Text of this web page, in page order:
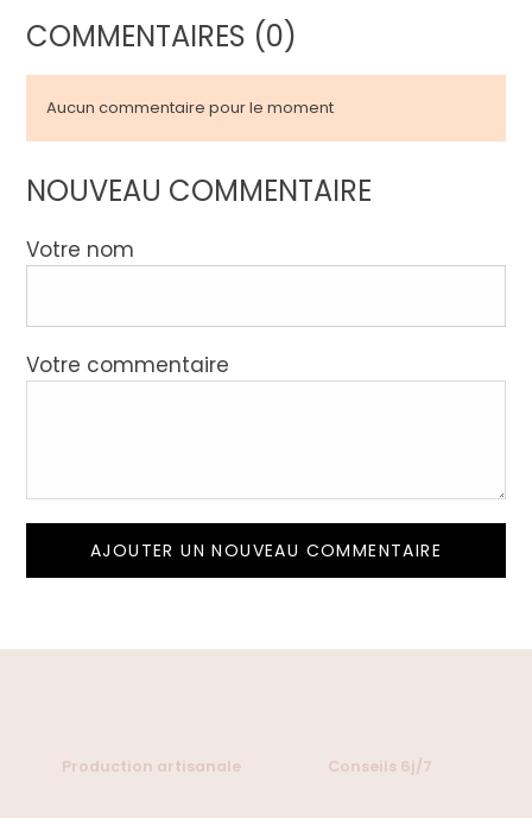
COMMENTAIRES (0)
Aucun commentaire pour le moment
NOUVEAU COMMENTAIRE
Votre nom
Votre commentaire
AJOUTER UN NOUVEAU COMMENTAIRE
Production artisanale Conseils 6j/7